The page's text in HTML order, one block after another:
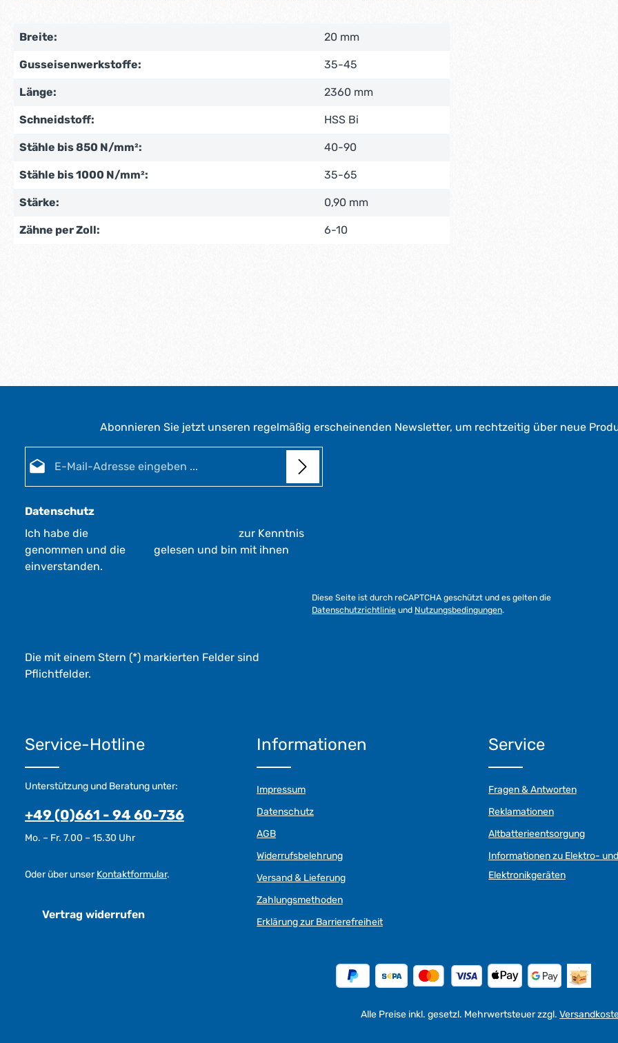
Breite: 20 mm
Gusseisenwerkstoffe: 35-45
Länge: 2360 mm
Schneidstoff: HSS Bi
Stähle bis 850 N/mm²: 40-90
Stähle bis 1000 N/mm²: 35-65
Stärke: 0,90 mm
Zähne per Zoll: 6-10
Abonnieren Sie jetzt unseren regelmäßig erscheinenden Newsletter, um rechtzeitig über neue
Datenschutz
Ich habe die
zur Kenntnis
genommen und die
gelesen und bin mit ihnen
einverstanden.
Diese Seite ist durch reCAPTCHA geschützt und es gelten die
Datenschutzrichtlinie und Nutzungsbedingungen.
Die mit einem Stern (*) markierten Felder sind
Pflichtfelder.
Service-Hotline
Unterstützung und Beratung unter:
+49 (0)661 - 94 60-736
Mo. – Fr. 7.00 – 15.30 Uhr
Oder über unserKontaktformular.
Vertrag widerrufen
Informationen
Impressum
Datenschutz
AGB
Widerrufsbelehrung
Versand & Lieferung
Zahlungsmethoden
Erklärung zur Barrierefreiheit
Service
Fragen & Antworten
Reklamationen
Altbatterieentsorgung
Informationen zu Elektro- und
Elektronikgeräten
Alle Preise inkl. gesetzl. Mehrwertsteuer zzgl.